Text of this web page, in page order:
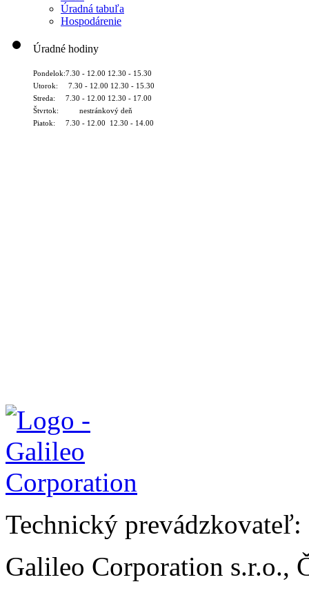
Úradná tabuľa
Hospodárenie
Úradné hodiny
Pondelok:7.30 - 12.00 12.30 - 15.30
Utorok: 7.30 - 12.00 12.30 - 15.30
Streda: 7.30 - 12.00 12.30 - 17.00
Štvrtok: nestránkový deň
Piatok: 7.30 - 12.00 12.30 - 14.00
Technický prevádzkovateľ:
Galileo Corporation s.r.o.,